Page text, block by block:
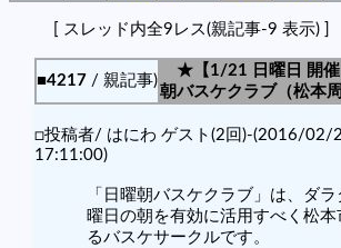
[ スレッド内全9レス(親記事-9 表示)
■4217 / 親記事)
★【1/21 日曜日 開催
朝バスケクラブ（松本周
□投稿者/ はにわ ゲスト(2回)-(2016/02/
17:11:00)
「日曜朝バスケクラブ」は、ダ
曜日の朝を有効に活用すべく松本
るバスケサークルです。